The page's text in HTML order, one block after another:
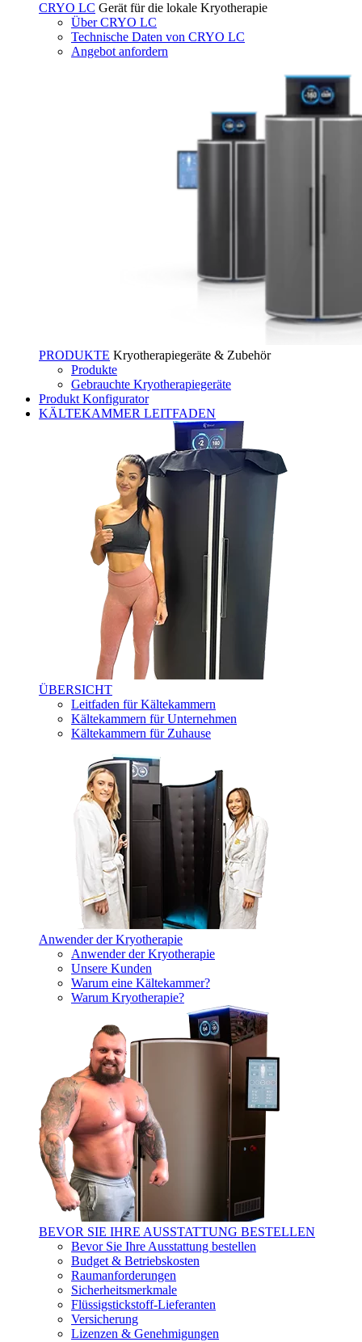
CRYO LC Gerät für die lokale Kryotherapie
Über CRYO LC
Technische Daten von CRYO LC
Angebot anfordern
PRODUKTE Kryotherapiegeräte & Zubehör
Produkte
Gebrauchte Kryotherapiegeräte
Produkt Konfigurator
KÄLTEKAMMER LEITFADEN
ÜBERSICHT
Leitfaden für Kältekammern
Kältekammern für Unternehmen
Kältekammern für Zuhause
Anwender der Kryotherapie
Anwender der Kryotherapie
Unsere Kunden
Warum eine Kältekammer?
Warum Kryotherapie?
BEVOR SIE IHRE AUSSTATTUNG BESTELLEN
Bevor Sie Ihre Ausstattung bestellen
Budget & Betriebskosten
Raumanforderungen
Sicherheitsmerkmale
Flüssigstickstoff-Lieferanten
Versicherung
Lizenzen & Genehmigungen